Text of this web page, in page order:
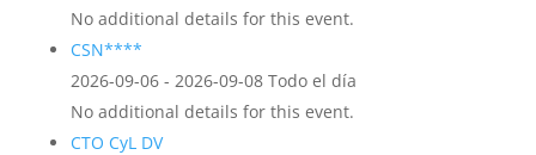
No additional details for this event.
CSN****
2026-09-06 - 2026-09-08 Todo el día
No additional details for this event.
CTO CyL DV